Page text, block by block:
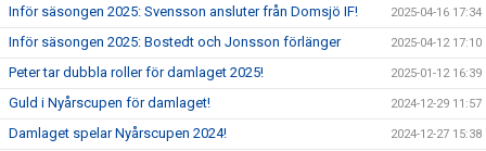
Inför säsongen 2025: Svensson ansluter från Domsjö IF! 2025-04-16 17:34
Inför säsongen 2025: Bostedt och Jonsson förlänger 2025-04-12 17:10
Peter tar dubbla roller för damlaget 2025! 2025-01-12 16:39
Guld i Nyårscupen för damlaget! 2024-12-29 11:57
Damlaget spelar Nyårscupen 2024! 2024-12-27 15:38